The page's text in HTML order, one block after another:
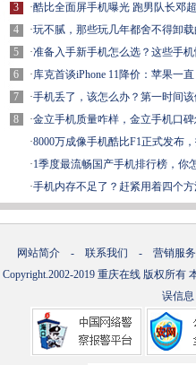
3
4
5
6
7
8
·酷比全面屏手机曝光 跑男队长邓
·玩不腻，那些玩几年都舍不得卸
·准备入手新手机怎么选？这些手
·库克首谈iPhone 11降价：苹果一直
·手机丢了，该怎么办？第一时间该
·金立手机质量咋样，金立手机口
·8000万成像手机酷比F1正式发布
·1季度最流畅国产手机排行榜，你
·手机内存不足了？赶紧用着四个
网站简介 - 联系我们 - 营销服务
Copyright.2002-2019 重庆在线 版权所有
误信